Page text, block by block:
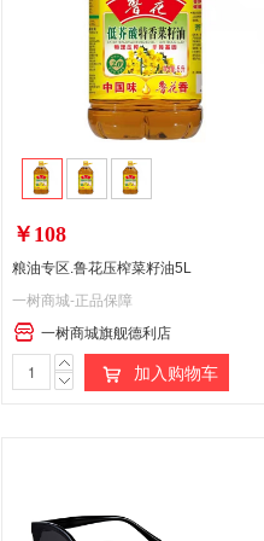
￥108
粮油专区.鲁花压榨菜籽油5L
一树商城-正品保障
一树商城旗舰德利店
加入购物车